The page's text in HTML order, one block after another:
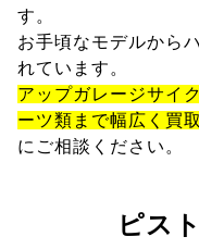
す。
お手頃なモデルから
れています。
アップガレージサイ
ーツ類まで幅広く買
にご相談ください。
ピス